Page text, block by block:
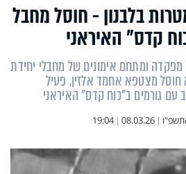
תקף 100 מטרות בלבנון - חוסל מחבל
קדס" האיראני
מפקדה ומתחם אימונים של מחבלי יחידת
מצטפא אחמד אלזין, פעיל
גורמים ב"כוח קדס" האיראני
|
08.03.26
|
19:04